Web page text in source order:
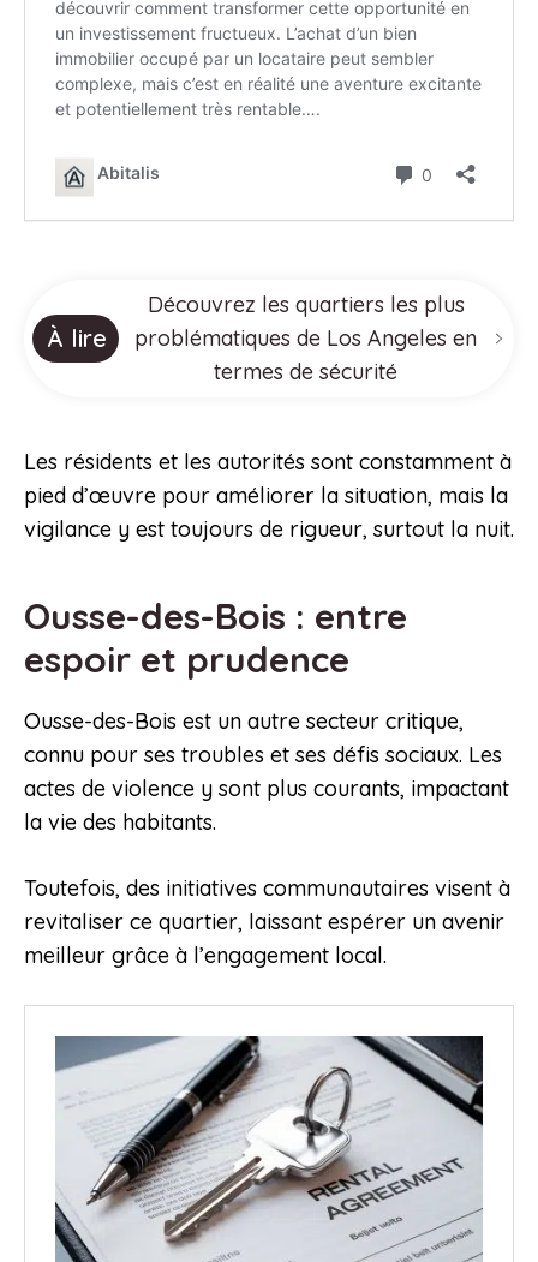
À lire
Découvrez les quartiers les plus
problématiques de Los Angeles en
termes de sécurité
Les résidents et les autorités sont constamment à
pied d’œuvre pour améliorer la situation, mais la
vigilance y est toujours de rigueur, surtout la nuit.
Ousse-des-Bois : entre
espoir et prudence
Ousse-des-Bois est un autre secteur critique,
connu pour ses troubles et ses défis sociaux. Les
actes de violence y sont plus courants, impactant
la vie des habitants.
Toutefois, des initiatives communautaires visent à
revitaliser ce quartier, laissant espérer un avenir
meilleur grâce à l’engagement local.